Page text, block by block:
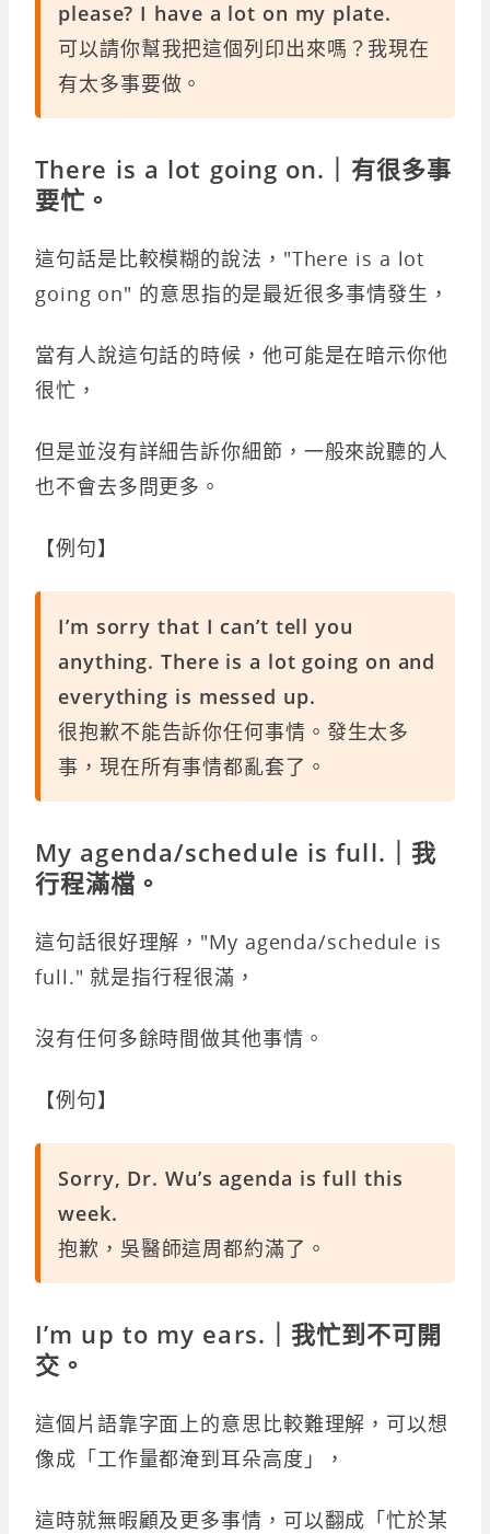
please? I have a lot on my plate.
可以請你幫我把這個列印出來嗎？我現在
有太多事要做。
There is a lot going on.｜有很多事
要忙。
這句話是比較模糊的說法，"There is a lot
going on" 的意思指的是最近很多事情發生，
當有人說這句話的時候，他可能是在暗示你他
很忙，
但是並沒有詳細告訴你細節，一般來說聽的人
也不會去多問更多。
【例句】
I’m sorry that I can’t tell you
anything. There is a lot going on and
everything is messed up.
很抱歉不能告訴你任何事情。發生太多
事，現在所有事情都亂套了。
My agenda/schedule is full.｜我
行程滿檔。
這句話很好理解，"My agenda/schedule is
full." 就是指行程很滿，
沒有任何多餘時間做其他事情。
【例句】
Sorry, Dr. Wu’s agenda is full this
week.
抱歉，吳醫師這周都約滿了。
I’m up to my ears.｜我忙到不可開
交。
這個片語靠字面上的意思比較難理解，可以想
像成「工作量都淹到耳朵高度」，
這時就無暇顧及更多事情，可以翻成「忙於某